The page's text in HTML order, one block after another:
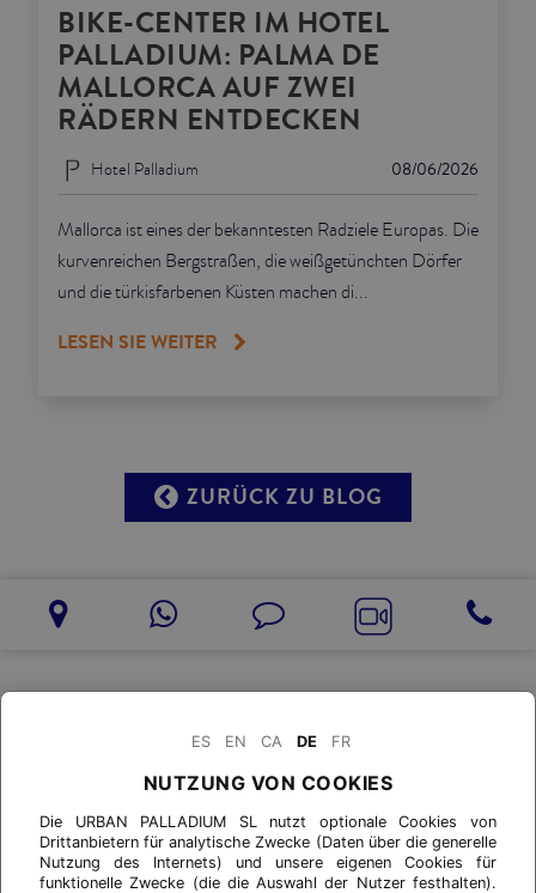
BIKE-CENTER IM HOTEL
PALLADIUM: PALMA DE
MALLORCA AUF ZWEI
RÄDERN ENTDECKEN
08/06/2026
Hotel Palladium
Mallorca ist eines der bekanntesten Radziele Europas. Die
kurvenreichen Bergstraßen, die weißgetünchten Dörfer
und die türkisfarbenen Küsten machen di...
LESEN SIE WEITER
ZURÜCK ZU BLOG
ES EN CA DE FR
NUTZUNG VON COOKIES
Die URBAN PALLADIUM SL nutzt optionale Cookies von
Drittanbietern für analytische Zwecke (Daten über die generelle
Nutzung des Internets) und unsere eigenen Cookies für
funktionelle Zwecke (die die Auswahl der Nutzer festhalten).